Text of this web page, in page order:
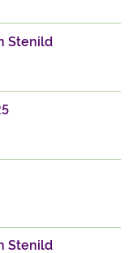
Stenild
Stenild